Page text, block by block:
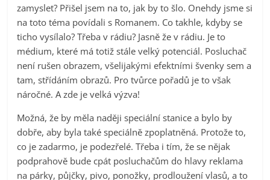
zamyslet? Přišel jsem na to, jak by to šlo. Onehdy jsme si
na toto téma povídali s Romanem. Co takhle, kdyby se
ticho vysílalo? Třeba v rádiu? Jasně že v rádiu. Je to
médium, které má totiž stále velký potenciál. Posluchač
není rušen obrazem, všelijakými efektními švenky sem a
tam, střídáním obrazů. Pro tvůrce pořadů je to však
náročné. A zde je velká výzva!
Možná, že by měla naději speciální stanice a bylo by
dobře, aby byla také speciálně zpoplatněná. Protože to,
co je zadarmo, je podezřelé. Třeba i tím, že se nějak
podprahově bude cpát posluchačům do hlavy reklama
na párky, půjčky, pivo, ponožky, prodloužení vlasů, a to